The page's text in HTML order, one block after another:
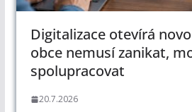
Digitalizace otevírá
obce nemusí zanikat,
spolupracovat
20.7.2026